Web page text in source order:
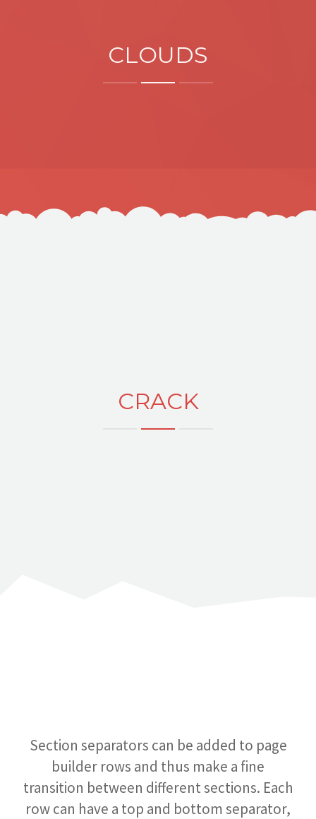
CLOUDS
CRACK
Section separators can be added to page
builder rows and thus make a fine
transition between different sections. Each
row can have a top and bottom separator,